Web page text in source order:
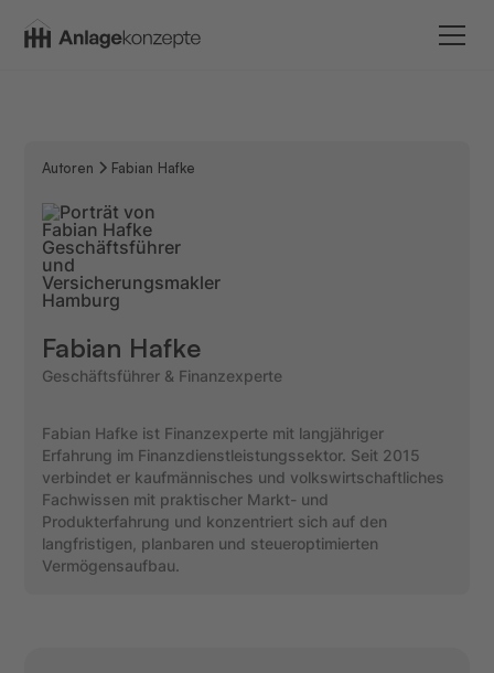
Autoren Fabian Hafke
Fabian Hafke
Geschäftsführer & Finanzexperte
Fabian Hafke ist Finanzexperte mit langjähriger
Erfahrung im Finanzdienstleistungssektor. Seit 2015
verbindet er kaufmännisches und volkswirtschaftliches
Fachwissen mit praktischer Markt- und
Produkterfahrung und konzentriert sich auf den
langfristigen, planbaren und steueroptimierten
Vermögensaufbau.